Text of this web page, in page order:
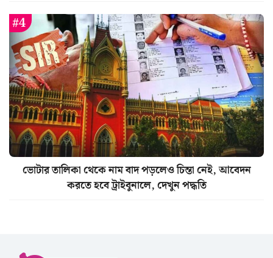
ভোটার তালিকা থেকে নাম বাদ পড়লেও চিন্তা নেই, আবেদন
করতে হবে ট্রাইবুনালে, দেখুন পদ্ধতি